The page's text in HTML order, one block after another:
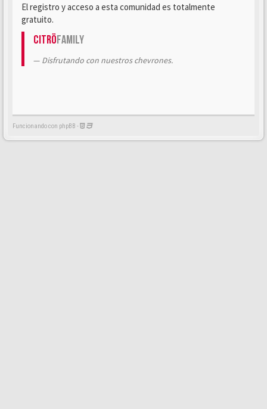
El registro y acceso a esta comunidad es totalmente
gratuito.
CitröFamily
Disfrutando con nuestros chevrones.
Funcionando con phpBB -